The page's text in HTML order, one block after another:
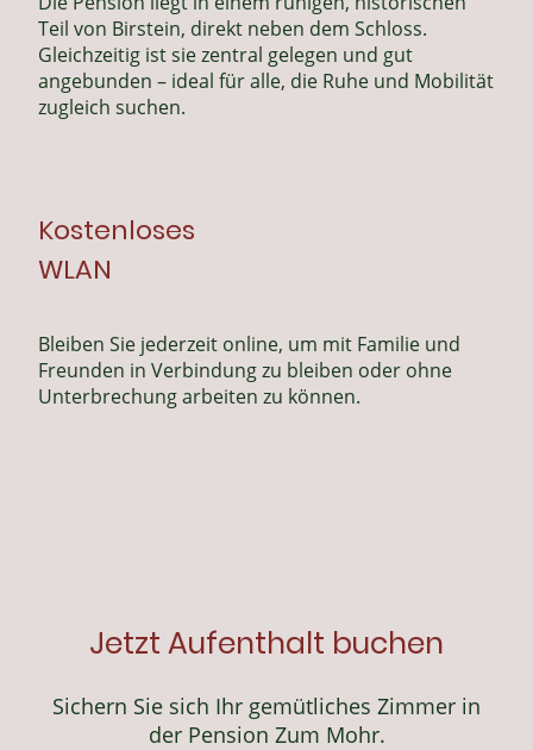
Teil von Birstein, direkt neben dem Schloss.
Gleichzeitig ist sie zentral gelegen und gut
angebunden – ideal für alle, die Ruhe und Mobilität
zugleich suchen.
Kostenloses
WLAN
Bleiben Sie jederzeit online, um mit Familie und
Freunden in Verbindung zu bleiben oder ohne
Unterbrechung arbeiten zu können.
Jetzt Aufenthalt buchen
Sichern Sie sich Ihr gemütliches Zimmer in
der Pension Zum Mohr.